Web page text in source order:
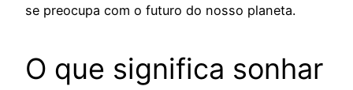
se preocupa com o futuro do nosso planeta.
O que significa sonhar